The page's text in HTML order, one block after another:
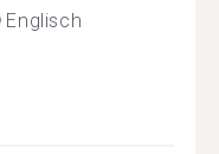
Englisch